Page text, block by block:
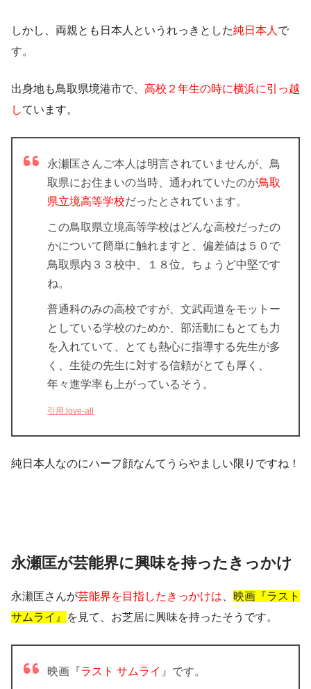
しかし、両親とも日本人というれっきとした純日本人 で
す。
出身地も鳥取県境港市で、 高校２年生の時に横浜に引っ越
しています。
永瀬匡さんご本人は明言されていませんが、鳥
取県にお住まいの当時、通われていたのが鳥取
県立境高等学校だったとされています。
この鳥取県立境高等学校はどんな高校だったの
かについて簡単に触れますと、偏差値は５０で
鳥取県内３３校中、１８位。ちょうど中堅です
ね。
普通科のみの高校ですが、文武両道をモットー
としている学校のためか、部活動にもとても力
を入れていて、とても熱心に指導する先生が多
く、生徒の先生に対する信頼がとても厚く、
年々進学率も上がっているそう。
引用:love-all
純日本人なのにハーフ顔なんてうらやましい限りですね！
永瀬匡が芸能界に興味を持ったきっかけ
永瀬匡さんが芸能界を目指したきっかけは
映画『ラスト
サムライ』
を見て、お芝居に興味を持ったそうです。
映画『ラスト サムライ 』です。